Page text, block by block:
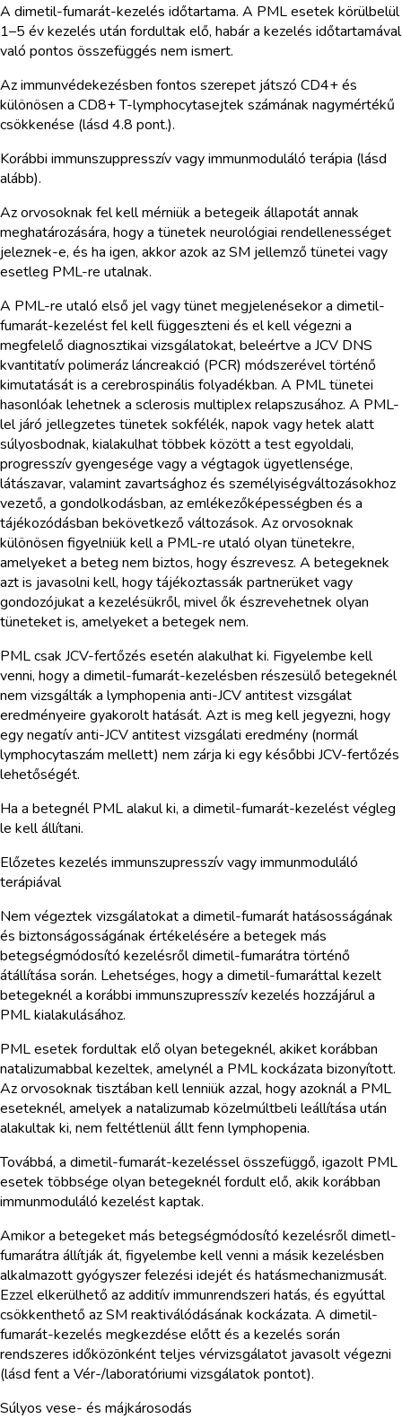
A dimetil-fumarát-kezelés időtartama. A PML esetek körülbelül
1–5 év kezelés után fordultak elő, habár a kezelés időtartamával
való pontos összefüggés nem ismert.
Az immunvédekezésben fontos szerepet játszó CD4+ és
különösen a CD8+ T-lymphocytasejtek számának nagymértékű
csökkenése (lásd 4.8 pont.).
Korábbi immunszuppresszív vagy immunmoduláló terápia (lásd
alább).
Az orvosoknak fel kell mérniük a betegeik állapotát annak
meghatározására, hogy a tünetek neurológiai rendellenességet
jeleznek-e, és ha igen, akkor azok az SM jellemző tünetei vagy
esetleg PML-re utalnak.
A PML-re utaló első jel vagy tünet megjelenésekor a dimetil-
fumarát-kezelést fel kell függeszteni és el kell végezni a
megfelelő diagnosztikai vizsgálatokat, beleértve a JCV DNS
kvantitatív polimeráz láncreakció (PCR) módszerével történő
kimutatását is a cerebrospinális folyadékban. A PML tünetei
hasonlóak lehetnek a sclerosis multiplex relapszusához. A PML-
lel járó jellegzetes tünetek sokfélék, napok vagy hetek alatt
súlyosbodnak, kialakulhat többek között a test egyoldali,
progresszív gyengesége vagy a végtagok ügyetlensége,
látászavar, valamint zavartsághoz és személyiségváltozásokhoz
vezető, a gondolkodásban, az emlékezőképességben és a
tájékozódásban bekövetkező változások. Az orvosoknak
különösen figyelniük kell a PML-re utaló olyan tünetekre,
amelyeket a beteg nem biztos, hogy észrevesz. A betegeknek
azt is javasolni kell, hogy tájékoztassák partnerüket vagy
gondozójukat a kezelésükről, mivel ők észrevehetnek olyan
tüneteket is, amelyeket a betegek nem.
PML csak JCV-fertőzés esetén alakulhat ki. Figyelembe kell
venni, hogy a dimetil-fumarát-kezelésben részesülő betegeknél
nem vizsgálták a lymphopenia anti-JCV antitest vizsgálat
eredményeire gyakorolt hatását. Azt is meg kell jegyezni, hogy
egy negatív anti-JCV antitest vizsgálati eredmény (normál
lymphocytaszám mellett) nem zárja ki egy későbbi JCV-fertőzés
lehetőségét.
Ha a betegnél PML alakul ki, a dimetil-fumarát-kezelést végleg
le kell állítani.
Előzetes kezelés immunszupresszív vagy immunmoduláló
terápiával
Nem végeztek vizsgálatokat a dimetil-fumarát hatásosságának
és biztonságosságának értékelésére a betegek más
betegségmódosító kezelésről dimetil-fumarátra történő
átállítása során. Lehetséges, hogy a dimetil-fumaráttal kezelt
betegeknél a korábbi immunszupresszív kezelés hozzájárul a
PML kialakulásához.
PML esetek fordultak elő olyan betegeknél, akiket korábban
natalizumabbal kezeltek, amelynél a PML kockázata bizonyított.
Az orvosoknak tisztában kell lenniük azzal, hogy azoknál a PML
eseteknél, amelyek a natalizumab közelmúltbeli leállítása után
alakultak ki, nem feltétlenül állt fenn lymphopenia.
Továbbá, a dimetil-fumarát-kezeléssel összefüggő, igazolt PML
esetek többsége olyan betegeknél fordult elő, akik korábban
immunmoduláló kezelést kaptak.
Amikor a betegeket más betegségmódosító kezelésről dimetl-
fumarátra állítják át, figyelembe kell venni a másik kezelésben
alkalmazott gyógyszer felezési idejét és hatásmechanizmusát.
Ezzel elkerülhető az additív immunrendszeri hatás, és egyúttal
csökkenthető az SM reaktiválódásának kockázata. A dimetil-
fumarát-kezelés megkezdése előtt és a kezelés során
rendszeres időközönként teljes vérvizsgálatot javasolt végezni
(lásd fent a Vér-/laboratóriumi vizsgálatok pontot).
Súlyos vese- és májkárosodás